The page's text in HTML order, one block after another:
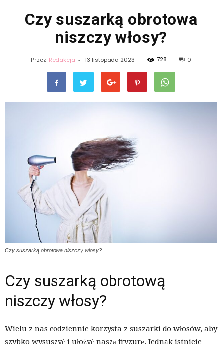
Czy suszarką obrotowa
niszczy włosy?
Przez Redakcja - 13 listopada 2023 728 0
Czy suszarką obrotowa niszczy włosy?
Czy suszarką obrotową
niszczy włosy?
Wielu z nas codziennie korzysta z suszarki do włosów, aby
szybko wysuszyć i ułożyć naszą fryzurę. Jednak istnieje